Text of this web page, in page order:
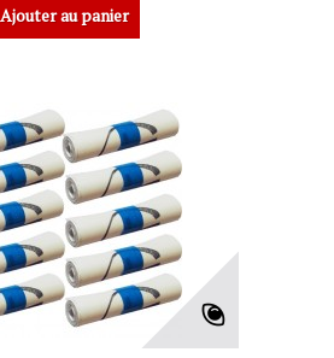
Ajouter au panier